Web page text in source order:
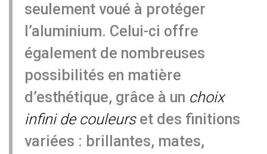
seulement voué à protéger
l’aluminium. Celui-ci offre
également de nombreuses
possibilités en matière
d’esthétique, grâce à un choix
infini de couleurset des finitions
variées : brillantes, mates,